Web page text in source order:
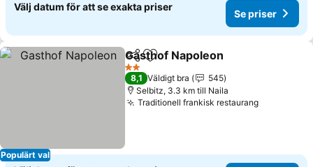
Välj datum för att se exakta priser
Se priser
Populärt val
Dela Lägg till i Mina Favoriter
Gasthof Napoleon
2 Stjärnor
8,1 Väldigt bra
545
Selbitz, 3.3 km till Naila
Traditionell frankisk restaurang